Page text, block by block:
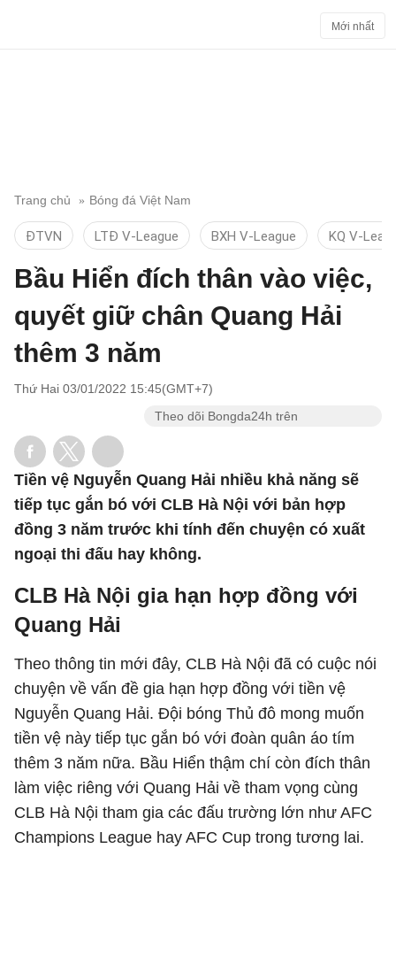
Mới nhất
Trang chủ Bóng đá Việt Nam
ĐTVN LTĐ V-League BXH V-League KQ V-
Bầu Hiển đích thân vào việc,
quyết giữ chân Quang Hải
thêm 3 năm
Thứ Hai 03/01/2022 15:45(GMT+7)
Theo dõi Bongda24h trên
Tiền vệ Nguyễn Quang Hải nhiều khả năng sẽ
tiếp tục gắn bó với CLB Hà Nội với bản hợp
đồng 3 năm trước khi tính đến chuyện có xuất
ngoại thi đấu hay không.
CLB Hà Nội gia hạn hợp đồng với
Quang Hải
Theo thông tin mới đây, CLB Hà Nội đã có cuộc nói
chuyện về vấn đề gia hạn hợp đồng với tiền vệ
Nguyễn Quang Hải. Đội bóng Thủ đô mong muốn
tiền vệ này tiếp tục gắn bó với đoàn quân áo tím
thêm 3 năm nữa. Bầu Hiển thậm chí còn đích thân
làm việc riêng với Quang Hải về tham vọng cùng
CLB Hà Nội tham gia các đấu trường lớn như AFC
Champions League hay AFC Cup trong tương lai.